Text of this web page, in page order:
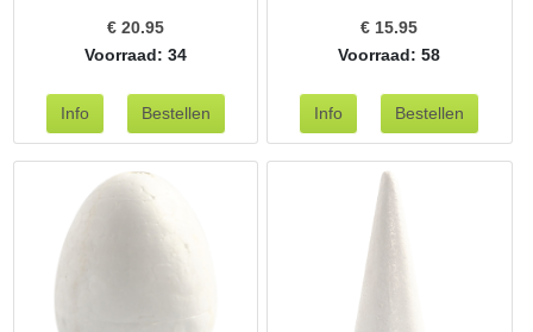
€ 20.95
Voorraad: 34
€ 15.95
Voorraad: 58